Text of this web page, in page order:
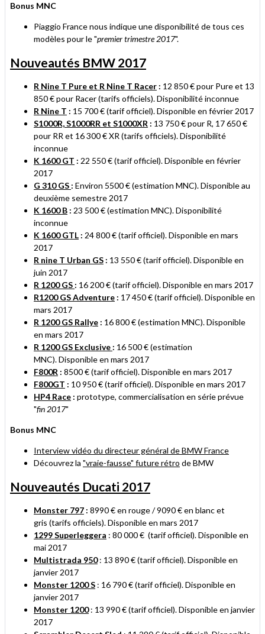
Bonus MNC
Piaggio France nous indique une disponibilité de tous ces
modèles pour le "premier trimestre 2017".
Nouveautés BMW 2017
R Nine T Pure et R Nine T Racer : 12 850 € pour Pure et 13
850 € pour Racer (tarifs officiels). Disponibilité inconnue
R Nine T : 15 700 € (tarif officiel). Disponible en février 2017
S1000R, S1000RR et S1000XR : 13 750 € pour R, 17 650 €
pour RR et 16 300 € XR (tarifs officiels). Disponibilité
inconnue
K 1600 GT : 22 550 € (tarif officiel). Disponible en février
2017
G 310 GS : Environ 5500 € (estimation MNC). Disponible au
deuxième semestre 2017
K 1600 B : 23 500 € (estimation MNC). Disponibilité
inconnue
K 1600 GTL : 24 800 €(tarif officiel). Disponible en mars
2017
R nine T Urban GS : 13 550 €(tarif officiel). Disponible en
juin 2017
R 1200 GS : 16 200 €(tarif officiel). Disponible en mars 2017
R1200 GS Adventure : 17 450 € (tarif officiel). Disponible en
mars 2017
R 1200 GS Rallye : 16 800 € (estimation MNC). Disponible
en mars 2017
R 1200 GS Exclusive : 16 500 € (estimation
MNC). Disponible en mars 2017
F800R : 8500 €(tarif officiel). Disponible en mars 2017
F800GT : 10 950 €(tarif officiel). Disponible en mars 2017
HP4 Race : prototype, commercialisation en série prévue
"fin 2017"
Bonus MNC
Interview vidéo du directeur général de BMW France
Découvrez la "vraie-fausse" future rétro de BMW
Nouveautés Ducati 2017
Monster 797 : 8990 € en rouge / 9090 € en blanc et
gris (tarifs officiels). Disponible en mars 2017
1299 Superleggera : 80 000 € (tarif officiel). Disponible en
mai 2017
Multistrada 950 : 13 890 € (tarif officiel). Disponible en
janvier 2017
Monster 1200 S : 16 790 € (tarif officiel). Disponible en
janvier 2017
Monster 1200: 13 990 € (tarif officiel). Disponible en janvier
2017